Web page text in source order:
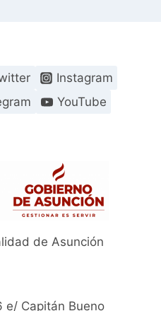
Instagram
YouTube
de Asunción
e/ Capitán Bueno